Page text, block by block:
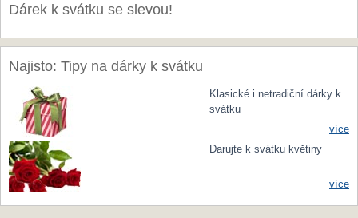
Dárek k svátku se slevou!
Najisto: Tipy na dárky k svátku
Klasické i netradiční dárky k
svátku
více
Darujte k svátku květiny
více